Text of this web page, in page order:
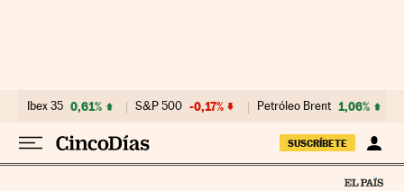
Ibex 35 0,61% S&P 500 -0,17% Petróleo Brent 1,06%
SUSCRÍBETE